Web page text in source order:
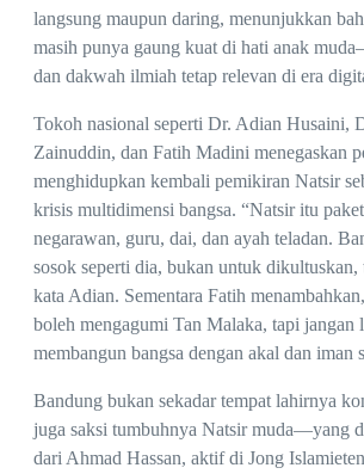
langsung maupun daring, menunjukkan
masih punya gaung kuat di hati anak
dan dakwah ilmiah tetap relevan di era
Tokoh nasional seperti Dr. Adian Husaini,
Zainuddin, dan Fatih Madini menegaskan
menghidupkan kembali pemikiran Natsir
krisis multidimensi bangsa. “Natsir itu
negarawan, guru, dai, dan ayah teladan.
sosok seperti dia, bukan untuk dikultuskan,
kata Adian. Sementara Fatih
boleh mengagumi Tan Malaka, tapi
membangun bangsa dengan akal dan iman
Bandung bukan sekadar tempat lahirnya
juga saksi tumbuhnya Natsir muda—yang
dari Ahmad Hassan, aktif di Jong